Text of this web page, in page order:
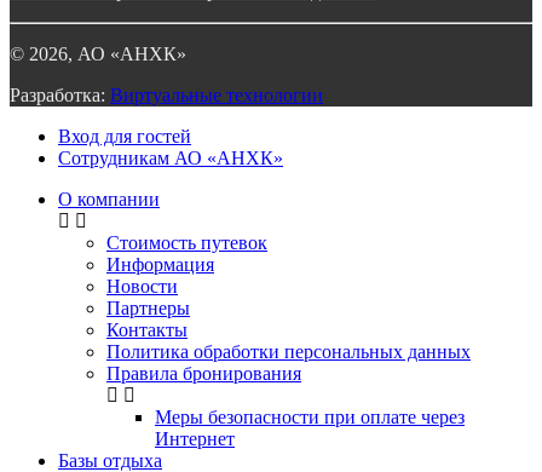
© 2026, АО «АНХК»
Разработка: Виртуальные технологии
Вход для гостей
Сотрудникам АО «АНХК»
О компании
Стоимость путевок
Информация
Новости
Партнеры
Контакты
Политика обработки персональных данных
Правила бронирования
Меры безопасности при оплате через
Интернет
Базы отдыха